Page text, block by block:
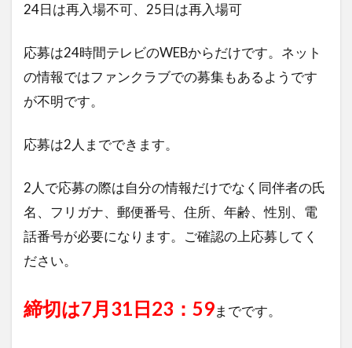
24日は再入場不可、25日は再入場可
応募は24時間テレビのWEBからだけです。ネット
の情報ではファンクラブでの募集もあるようです
が不明です。
応募は2人までできます。
2人で応募の際は自分の情報だけでなく同伴者の氏
名、フリガナ、郵便番号、住所、年齢、性別、電
話番号が必要になります。ご確認の上応募してく
ださい。
締切は7月31日23：59までです。